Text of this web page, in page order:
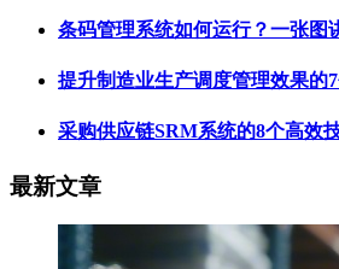
条码管理系统如何运行？一张图
提升制造业生产调度管理效果的
采购供应链SRM系统的8个高效
最新文章